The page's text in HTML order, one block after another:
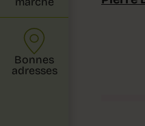
Bonnes
adresses